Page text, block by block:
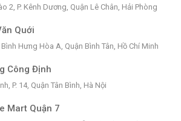
2, P. Kênh Dương, Quận Lê Chân, Hải Phòng
Quới
Bình Hưng Hòa A, Quận Bình Tân, Hồ Chí Minh
Công Định
P. 14, Quận Tân Bình, Hà Nội
Mart Quận 7